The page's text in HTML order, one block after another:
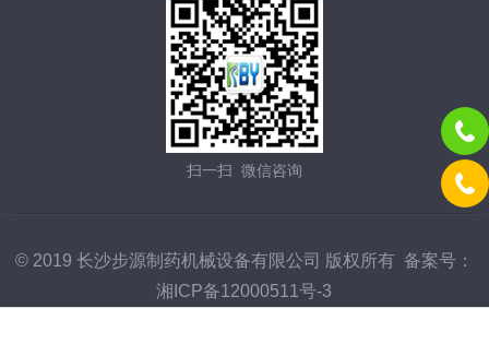
扫一扫 微信咨询
© 2019 长沙步源制药机械设备有限公司 版权所有 备案号：
湘ICP备12000511号-3